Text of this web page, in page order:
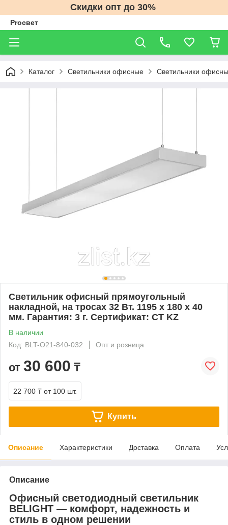
Скидки опт до 30%
Proсвет
Каталог Светильники офисные Светильники
Светильник офисный прямоугольный
накладной, на тросах 32 Вт. 1195 х 180 х 40
мм. Гарантия: 3 г. Сертификат: CT KZ
В наличии
Код: BLT-O21-840-032
Опт и розница
от 30 600 ₸
22 700 ₸ от 100 шт.
Купить
Описание Характеристики Доставка Оплата
Описание
Офисный светодиодный светильник
BELIGHT — комфорт, надежность и
стиль в одном решении